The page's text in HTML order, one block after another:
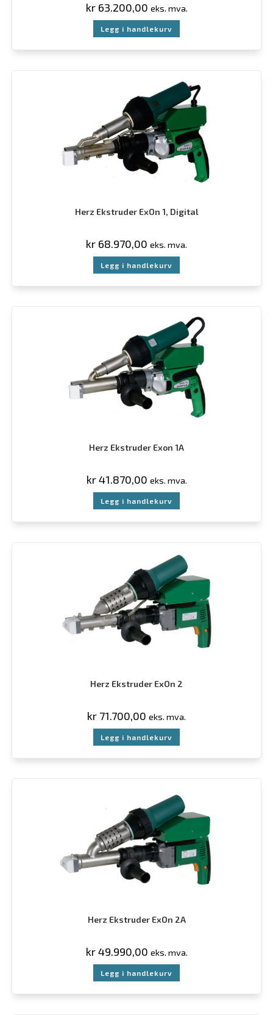
kr63.200,00 eks. mva.
Legg i handlekurv
Herz Ekstruder ExOn 1, Digital
kr 68.970,00 eks. mva.
Legg i handlekurv
Herz Ekstruder Exon 1A
kr41.870,00 eks. mva.
Legg i handlekurv
Herz Ekstruder ExOn 2
kr 71.700,00 eks. mva.
Legg i handlekurv
Herz Ekstruder ExOn 2A
kr49.990,00 eks. mva.
Legg i handlekurv